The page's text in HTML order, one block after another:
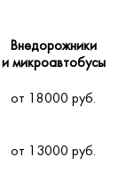
Внедорожники
и микроавтобусы
от 18000 руб.
от 13000 руб.